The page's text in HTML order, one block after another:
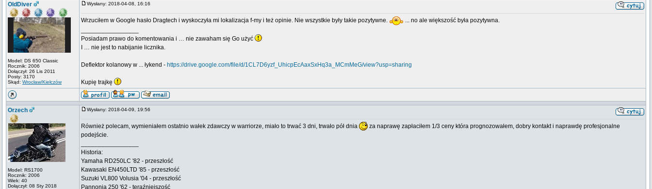
OldDiver
Model: DS 650 Classic
Rocznik: 2006
Dołączył: 26 Lis 2011
Posty: 3170
Skąd: Wrocław/Kiełczów
Wysłany: 2018-04-08, 16:16
Wrzuciłem w Google hasło Dragtech i wyskoczyła mi lokalizacja f-my i też opinie. Nie wszystkie były takie pozytywne.
... no ale większość była pozytywna.
Posiadam prawo do komentowania i … nie zawaham się Go użyć
I … nie jest to nabijanie licznika.
Deflektor kolanowy w ... łykend - https://drive.google.com/file/d/1CL7D6yzf_UhicpEcAaxSxHq3a_MCmMeG/view?usp=sharing
Kupię trajkę
Orzech
Model: RS1700
Rocznik: 2006
Wiek: 40
Dołączył: 08 Sty 2018
Wysłany: 2018-04-09, 19:56
Również polecam, wymieniałem ostatnio wałek zdawczy w warriorze, miało to trwać 3 dni, trwało pół dnia
za naprawę zapłaciłem 1/3 ceny która prognozowałem, dobry kontakt i naprawdę profesjonalne
podejście.
Historia:
Yamaha RD250LC '82 - przeszłość
Kawasaki EN450LTD '85 - przeszłość
Suzuki VL800 Volusia '04 - przeszłość
Pannonia 250 '62 - teraźniejszość